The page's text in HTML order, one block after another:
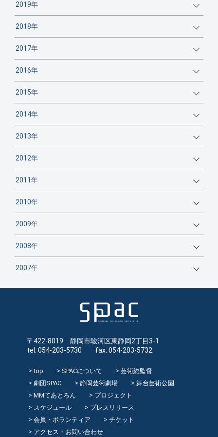
2019年
2018年
2017年
2016年
2015年
2014年
2013年
2012年
2011年
2010年
2009年
2008年
2007年
〒422-8019 静岡市駿河区東静岡2丁目3-1
tel: 054-203-5730 fax: 054-203-5732
top SPACについて
芸術総監督
劇団SPAC
静岡芸術劇場
舞台芸術公園
MMてあとろん
プロジェクト
スケジュール
プレスリリース
会員・ボランティア
チケット
アクセス・お問い合わせ